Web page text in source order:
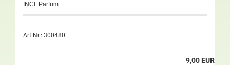
INCI: Parfum
Art.Nr.: 300480
9,00 EUR